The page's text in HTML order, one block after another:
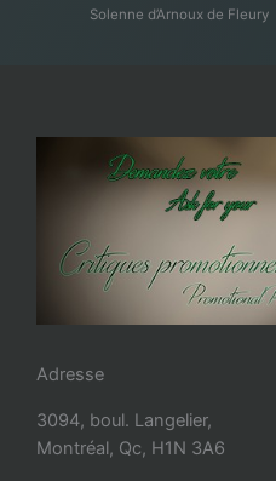
Solenne d’Arnoux de Fleury
Adresse
3094, boul. Langelier,
Montréal, Qc, H1N 3A6